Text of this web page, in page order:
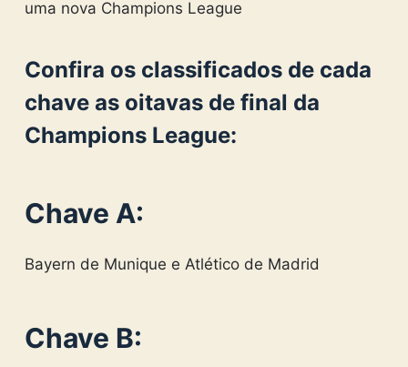
uma nova Champions League
Confira os classificados de cada
chave as oitavas de final da
Champions League:
Chave A:
Bayern de Munique e Atlético de Madrid
Chave B: